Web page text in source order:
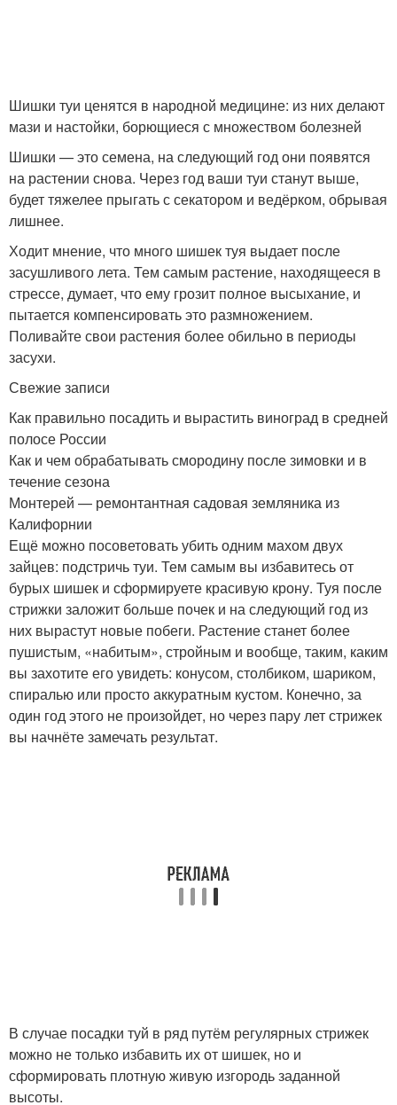
Шишки туи ценятся в народной медицине: из них делают
мази и настойки, борющиеся с множеством болезней
Шишки — это семена, на следующий год они появятся
на растении снова. Через год ваши туи станут выше,
будет тяжелее прыгать с секатором и ведёрком, обрывая
лишнее.
Ходит мнение, что много шишек туя выдает после
засушливого лета. Тем самым растение, находящееся в
стрессе, думает, что ему грозит полное высыхание, и
пытается компенсировать это размножением.
Поливайте свои растения более обильно в периоды
засухи.
Свежие записи
Как правильно посадить и вырастить виноград в средней
полосе России
Как и чем обрабатывать смородину после зимовки и в
течение сезона
Монтерей — ремонтантная садовая земляника из
Калифорнии
Ещё можно посоветовать убить одним махом двух
зайцев: подстричь туи. Тем самым вы избавитесь от
бурых шишек и сформируете красивую крону. Туя после
стрижки заложит больше почек и на следующий год из
них вырастут новые побеги. Растение станет более
пушистым, «набитым», стройным и вообще, таким, каким
вы захотите его увидеть: конусом, столбиком, шариком,
спиралью или просто аккуратным кустом. Конечно, за
один год этого не произойдет, но через пару лет стрижек
вы начнёте замечать результат.
В случае посадки туй в ряд путём регулярных стрижек
можно не только избавить их от шишек, но и
сформировать плотную живую изгородь заданной
высоты.